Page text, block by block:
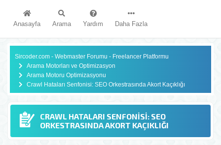
Anasayfa Arama Yardım Daha Fazla
Sircoder.com - Webmaster Forumu - Freelancer Platformu
Arama Motorları ve Optimizasyon
Arama Motoru Optimizasyonu
Crawl Hataları Senfonisi: SEO Orkestrasında Akort Kaçıklığı
CRAWL HATALARI SENFONISI: SEO
ORKESTRASINDA AKORT KAÇIKLIĞI